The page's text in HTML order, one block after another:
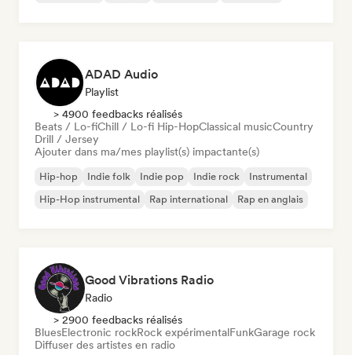
ADAD Audio
Playlist
> 4900 feedbacks réalisés
Beats / Lo-fiChill / Lo-fi Hip-HopClassical musicCountry
Drill / Jersey
Ajouter dans ma/mes playlist(s) impactante(s)
Hip-hop Indie folk Indie pop Indie rock
Instrumental
Hip-Hop instrumental
Rap international Rap en anglais
Good Vibrations Radio
Radio
> 2900 feedbacks réalisés
BluesElectronic rockRock expérimentalFunkGarage rock
Diffuser des artistes en radio